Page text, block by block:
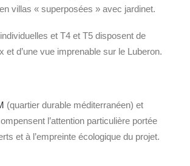
villas « superposées » avec jardinet.
individuelles et T4 et T5 disposent de
et d’une vue imprenable sur le Luberon.
(quartier durable méditerranéen) et
l’attention particulière portée
et à l’empreinte écologique du projet.